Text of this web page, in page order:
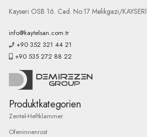
Kayseri OSB 16. Cad. No:17 Melikgazi/KAYSERİ
info@kaytelsan.com.tr
+90 352 321 44 21
+90 535 272 88 22
Produktkategorien
Zentel-Heftklammer
Ofeninnenrost